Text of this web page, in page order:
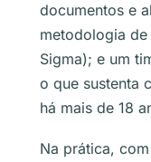
documentos e
metodologia de
Sigma); e um
o que sustenta
há mais de 18
Na prática,